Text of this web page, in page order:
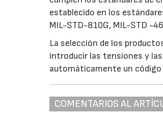
establecido en los
MIL-STD-810G, MIL-STD -
La selección de los
introducir las tensiones y
automáticamente un
COMENTARIOS AL